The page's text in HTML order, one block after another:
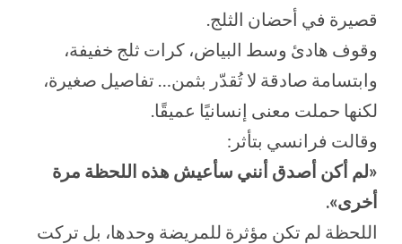
قصيرة في أحضان الثلج.
وقوف هادئ وسط البياض، كرات ثلج خفيفة،
وابتسامة صادقة لا تُقدّر بثمن… تفاصيل صغيرة،
لكنها حملت معنى إنسانيًا عميقًا.
وقالت فرانسي بتأثر:
«لم أكن أصدق أنني سأعيش هذه اللحظة مرة
أخرى».
اللحظة لم تكن مؤثرة للمريضة وحدها، بل تركت